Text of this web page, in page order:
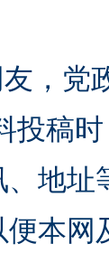
，党
投稿
地
本